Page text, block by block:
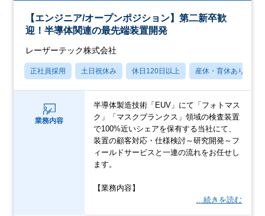
【エンジニア/オープンポジション】第二新卒歓
迎！半導体関連の最先端装置開発
レーザーテック株式会社
正社員採用 土日祝休み 休日120日以上 産休・育休あり
業務内容
半導体製造技術「EUV」にて「フォトマス
ク」「マスクブランクス」領域の検査装置
で100%近いシェアを保有する当社にて、
装置の顧客対応・仕様検討～研究開発～フ
ィールドサービスと一連の流れをお任せし
ます。
【業務内容】
…続きを読む